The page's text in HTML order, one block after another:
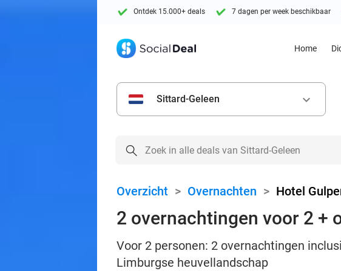
Ontdek 15.000+ deals 7 dagen per week beschikbaar
Home
Sittard-Geleen keyboard_arrow_down
Overzicht > Overnachten > Hotel
2 overnachtingen voor 2 +
Voor 2 personen: 2 overnachtingen
Limburgse heuvellandschap